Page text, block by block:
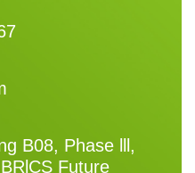
B08, Phase lll,
Future